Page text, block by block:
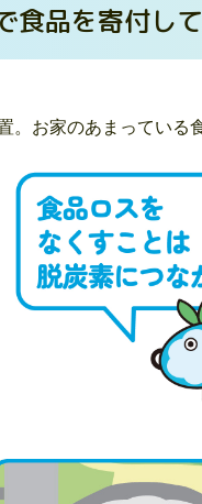
食品を寄付し
。お家のあまっている